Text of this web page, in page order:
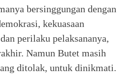
bersinggungan dengan
kekuasaan
perilaku pelaksananya,
Namun Butet masih
ditolak, untuk dinikmati.